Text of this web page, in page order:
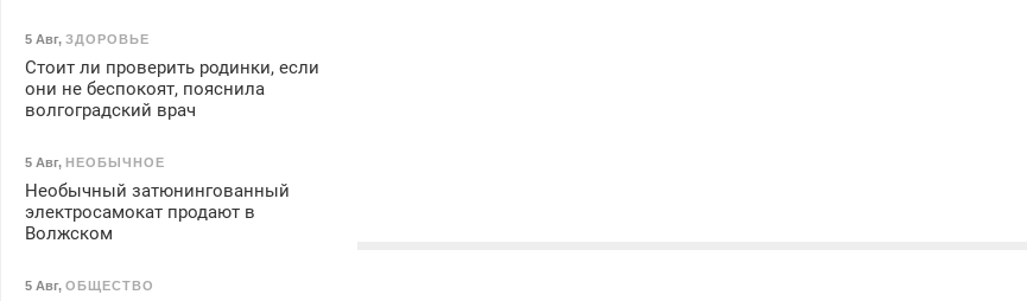
5 Авг, ЗДОРОВЬЕ
Стоит ли проверить родинки, если
они не беспокоят, пояснила
волгоградский врач
5 Авг, НЕОБЫЧНОЕ
Необычный затюнингованный
электросамокат продают в
Волжском
5 Авг, ОБЩЕСТВО